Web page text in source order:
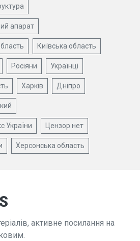
апарат
Київська область
Росіяни Українці
Харків Дніпро
України Цензор.нет
Херсонська область
активне посилання на